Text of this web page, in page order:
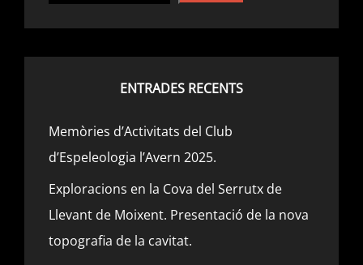
ENTRADES RECENTS
Memòries d’Activitats del Club
d’Espeleologia l’Avern 2025.
Exploracions en la Cova del Serrutx de
Llevant de Moixent. Presentació de la nova
topografia de la cavitat.